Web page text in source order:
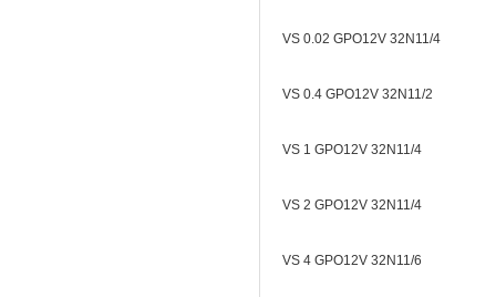
VS 0.02 GPO12V 32N11/4
VS 0.4 GPO12V 32N11/2
VS 1 GPO12V 32N11/4
VS 2 GPO12V 32N11/4
VS 4 GPO12V 32N11/6